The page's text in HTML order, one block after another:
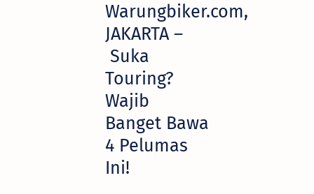
Warungbiker.com,
JAKARTA –
Suka
Touring?
Wajib
Banget Bawa
4 Pelumas
Ini!